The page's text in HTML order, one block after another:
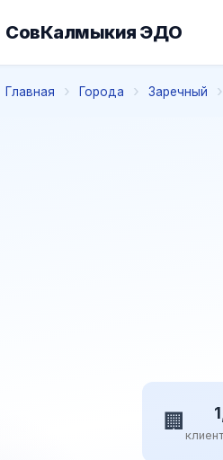
СовКалмыкия ЭДО
Главная Города Заречный
🏢